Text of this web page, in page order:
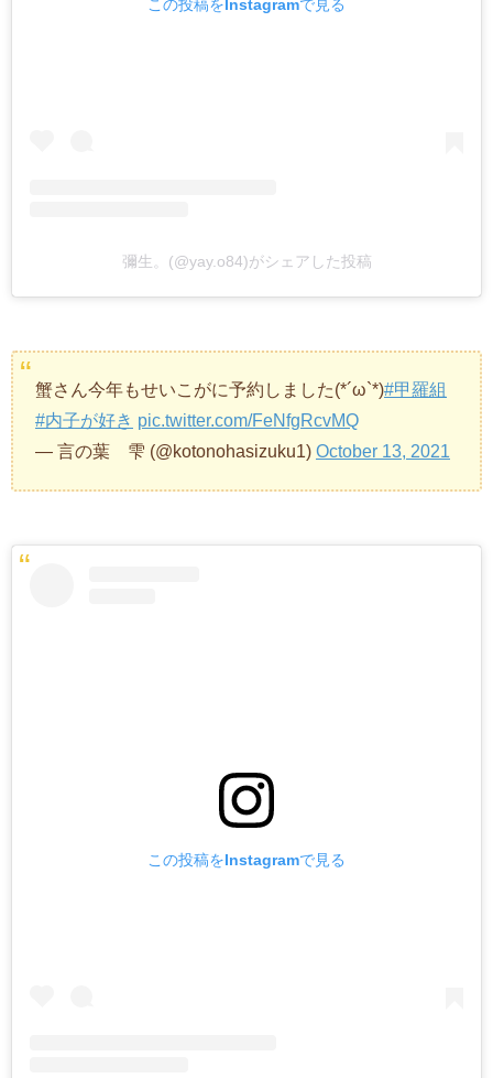
この投稿をInstagramで見る
彌生。(@yay.o84)がシェアした投稿
蟹さん今年もせいこがに予約しました(*´ω`*)#甲羅組
#内子が好き pic.twitter.com/FeNfgRcvMQ
— 言の葉 雫 (@kotonohasizuku1) October 13, 2021
この投稿をInstagramで見る